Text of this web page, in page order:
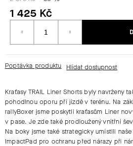
1 425 Kč
cena:
Poptávka produktu
Kraťasy TRAIL Liner Shorts byly navrženy
pohodlnou oporu při jízdě v terénu. Na
rallyBoxer jsme poskytli kraťasům Liner
v pase. Je zde také prodloužený vnitřní
Na boky jsme také strategicky umístili
ImpactPad pro ochranu před nárazy při
D
O
O
R
U
U
J
E
M
E